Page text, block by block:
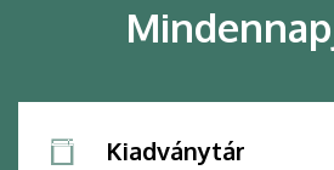
Kiadványtár